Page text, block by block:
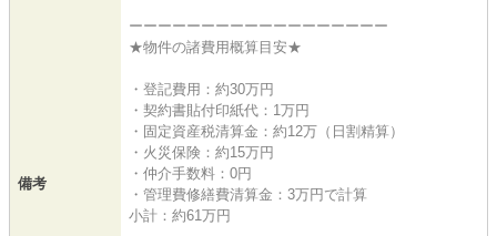
備考
ーーーーーーーーーーーーーーーーーー
★物件の諸費用概算目安★
・登記費用：約30万円
・契約書貼付印紙代：1万円
・固定資産税清算金：約12万（日割精算）
・火災保険：約15万円
・仲介手数料：0円
・管理費修繕費清算金：3万円で計算
小計：約61万円